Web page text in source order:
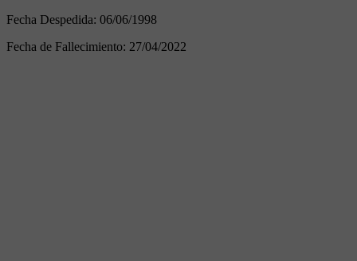
Fecha Despedida: 06/06/1998
Fecha de Fallecimiento: 27/04/2022